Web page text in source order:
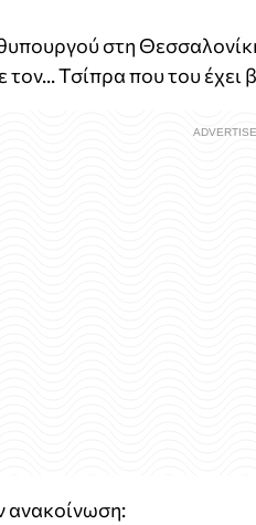
στη
τον... Τσίπρα που του
ανακοίνωση: